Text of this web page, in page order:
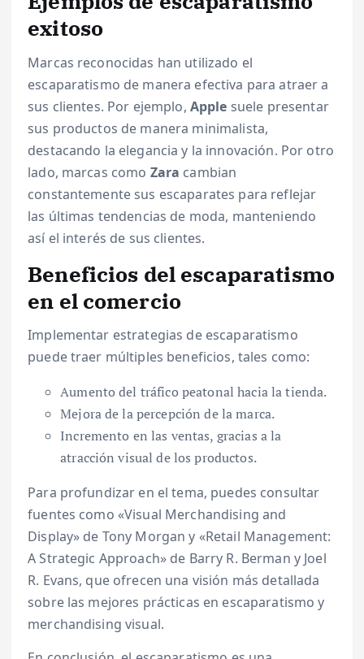
exitoso
Marcas reconocidas han utilizado el
escaparatismo de manera efectiva para atraer a
sus clientes. Por ejemplo, Apple suele presentar
sus productos de manera minimalista,
destacando la elegancia y la innovación. Por otro
lado, marcas como Zara cambian
constantemente sus escaparates para reflejar
las últimas tendencias de moda, manteniendo
así el interés de sus clientes.
Beneficios del escaparatismo
en el comercio
Implementar estrategias de escaparatismo
puede traer múltiples beneficios, tales como:
Aumento del tráfico peatonal hacia la tienda.
Mejora de la percepción de la marca.
Incremento en las ventas, gracias a la
atracción visual de los productos.
Para profundizar en el tema, puedes consultar
fuentes como «Visual Merchandising and
Display» de Tony Morgan y «Retail Management:
A Strategic Approach» de Barry R. Berman y Joel
R. Evans, que ofrecen una visión más detallada
sobre las mejores prácticas en escaparatismo y
merchandising visual.